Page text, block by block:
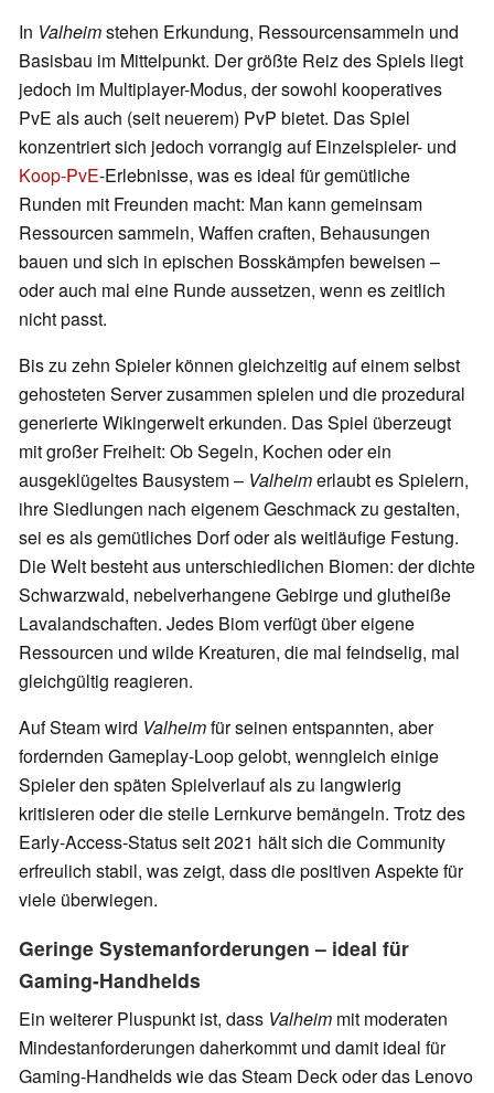
In Valheimstehen Erkundung, Ressourcensammeln und
Basisbau im Mittelpunkt. Der größte Reiz des Spiels liegt
jedoch im Multiplayer-Modus, der sowohl kooperatives
PvE als auch (seit neuerem) PvP bietet. Das Spiel
konzentriert sich jedoch vorrangig auf Einzelspieler- und
Koop-PvE-Erlebnisse, was es ideal für gemütliche
Runden mit Freunden macht: Man kann gemeinsam
Ressourcen sammeln, Waffen craften, Behausungen
bauen und sich in epischen Bosskämpfen beweisen –
oder auch mal eine Runde aussetzen, wenn es zeitlich
nicht passt.
Bis zu zehn Spieler können gleichzeitig auf einem selbst
gehosteten Server zusammen spielen und die prozedural
generierte Wikingerwelt erkunden. Das Spiel überzeugt
mit großer Freiheit: Ob Segeln, Kochen oder ein
ausgeklügeltes Bausystem – Valheimerlaubt es Spielern,
ihre Siedlungen nach eigenem Geschmack zu gestalten,
sei es als gemütliches Dorf oder als weitläufige Festung.
Die Welt besteht aus unterschiedlichen Biomen: der dichte
Schwarzwald, nebelverhangene Gebirge und glutheiße
Lavalandschaften. Jedes Biom verfügt über eigene
Ressourcen und wilde Kreaturen, die mal feindselig, mal
gleichgültig reagieren.
Auf Steam wird Valheimfür seinen entspannten, aber
fordernden Gameplay-Loop gelobt, wenngleich einige
Spieler den späten Spielverlauf als zu langwierig
kritisieren oder die steile Lernkurve bemängeln. Trotz des
Early-Access-Status seit 2021 hält sich die Community
erfreulich stabil, was zeigt, dass die positiven Aspekte für
viele überwiegen.
Geringe Systemanforderungen – ideal für
Gaming-Handhelds
Ein weiterer Pluspunkt ist, dass Valheim mit moderaten
Mindestanforderungen daherkommt und damit ideal für
Gaming-Handhelds wie das Steam Deck oder das Lenovo